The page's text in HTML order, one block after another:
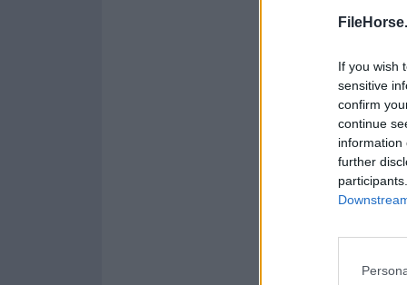
If you wish
sensitive
confirm
continue
information
further